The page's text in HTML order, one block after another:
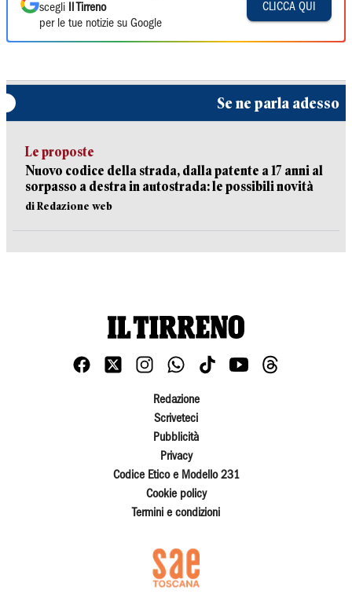
scegli
Il Tirreno
per le tue notizie su Google
CLICCA QUI
Se ne parla adesso
Le proposte
Nuovo codice della strada, dalla patente a 17 anni al
sorpasso a destra in autostrada: le possibili novità
di Redazione web
Redazione
Scriveteci
Pubblicità
Privacy
Codice Etico e Modello 231
Cookie policy
Termini e condizioni